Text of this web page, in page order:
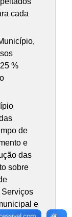
cada
%
de
e
das
sobre
Serviços
e